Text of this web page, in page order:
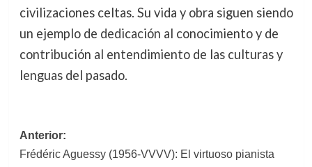
civilizaciones celtas. Su vida y obra siguen siendo
un ejemplo de dedicación al conocimiento y de
contribución al entendimiento de las culturas y
lenguas del pasado.
Navegación
de
Anterior:
Frédéric Aguessy (1956-VVVV): El virtuoso pianista